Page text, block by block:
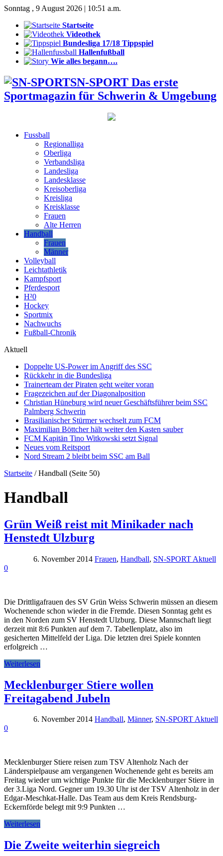
Sonntag , 9 August 2026 | 10:51 a.m.
Startseite
Videothek
Bundesliga 17/18 Tippspiel
Hallenfußball
Wie alles begann….
SN-SPORT Das erste
Sportmagazin für Schwerin & Umgebung
Fussball
Regionalliga
Oberliga
Verbandsliga
Landesliga
Landesklasse
Kreisoberliga
Kreisliga
Kreisklasse
Frauen
Alte Herren
Handball
Frauen
Männer
Volleyball
Leichtathletik
Kampfsport
Pferdesport
H²0
Hockey
Sportmix
Nachwuchs
Fußball-Chronik
Aktuell
Doppelte US-Power im Angriff des SSC
Rückkehr in die Bundesliga
Trainerteam der Piraten geht weiter voran
Fragezeichen auf der Diagonalposition
Christian Hüneburg wird neuer Geschäftsführer beim SSC
Palmberg Schwerin
Brasilianischer Stürmer wechselt zum FCM
Maximilian Böttcher hält weiter den Kasten sauber
FCM Kapitän Tino Witkowski setzt Signal
Neues vom Reitsport
Nord Stream 2 bleibt beim SSC am Ball
Startseite / Handball (Seite 50)
Handball
Grün Weiß reist mit Minikader nach
Henstedt Ulzburg
6. November 2014 Frauen, Handball, SN-SPORT Aktuell
0
Die Drittligafrauen des SV Grün Weiss Schwerin müssen an diesem
Wochenende schon wieder in die Fremde. Diesen Sonntag geht es
in den Norden zum SV Henstedt Ulzburg. Diese Mannschaft liegt
derzeit mit 8:6 Punkten auf dem 7. Tabellenplatz, also im
gesicherten Mittelfeld der Liga. Die letzten drei Spiele konnten
erfolgreich …
Weiterlesen
Mecklenburger Stiere wollen
Freitagabend Jubeln
6. November 2014 Handball, Männer, SN-SPORT Aktuell
0
Mecklenburger Stiere reisen zum TSV Altenholz Nach der
Länderspielpause am vergangenen Wochenende geht es bereits am
Freitag wieder um wichtige Punkte für die Mecklenburger Stiere in
der 3.Liga Nord. Gegner um 19.30 Uhr ist der TSV Altenholz in der
Edgar-Meschkat-Halle. Das Team aus dem Kreis Rendsburg-
Eckernförde belegt mit 9:9 Punkten …
Weiterlesen
Die Zweite weiterhin siegreich